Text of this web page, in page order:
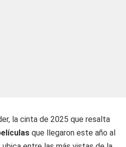
la cinta de 2025 que resalta
que llegaron este año al